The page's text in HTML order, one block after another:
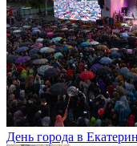
День города в